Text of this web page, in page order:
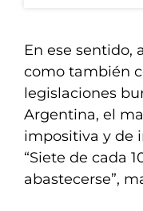
En ese sentido,
como también
legislaciones
Argentina, el
impositiva y de
“Siete de cada
abastecerse”,